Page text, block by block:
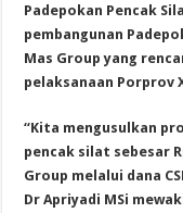
Padepokan Pencak
pembangunan
Mas Group yang
pelaksanaan Porprov
“Kita mengusulkan
pencak silat sebesar
Group melalui dana
Dr Apriyadi MSi